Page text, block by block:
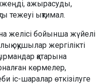
ажырасуды,
тежеуі ықтимал.
желісі бойынша жүйелі
оқушылар жергілікті
қатарына
көрмелер,
іс-шаралар өткізілуге